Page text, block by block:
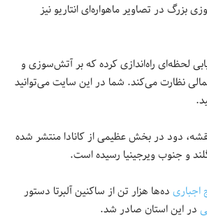
بزرگ در تصاویر ماهواره‌ای انتاریو نیز
لحظه‌ای راه‌اندازی کرده که بر آتش‌سوزی و
نظارت می‌کند. شما در این سایت می‌توانید
دود در بخش عظیمی از کانادا منتشر شده
و جنوب ویرجینیا رسیده است.
اجباریده‌ها هزار تن از ساکنین آلبرتا دستور
در این استان صادر شد.